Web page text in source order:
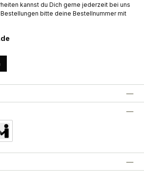
kannst du Dich gerne jederzeit bei uns
bitte deine Bestellnummer mit